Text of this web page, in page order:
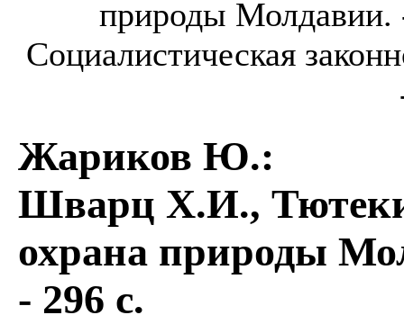
природы
Социалистическая
Жариков Ю.:
Шварц Х.И.,
охрана природы
- 296 с.